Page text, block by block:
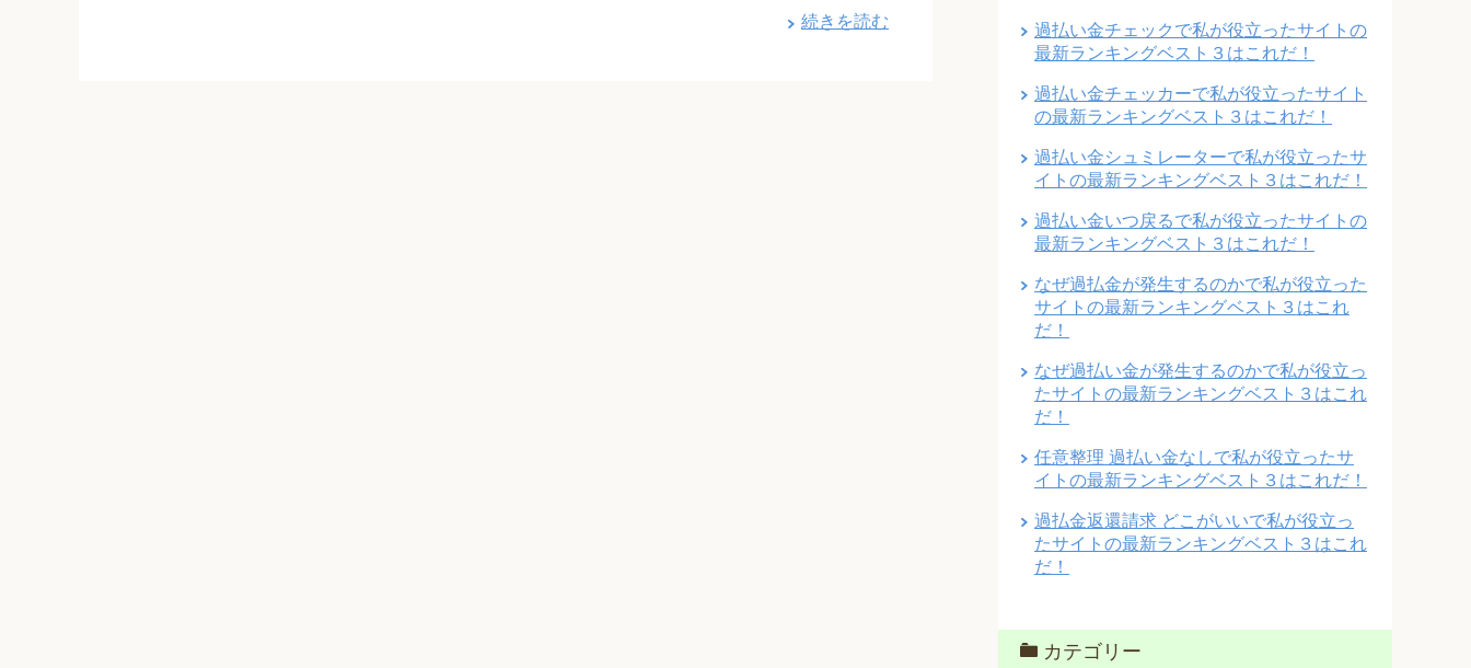
続きを読む
過払い金チェックで私が役立ったサイトの
最新ランキングベスト３はこれだ！
過払い金チェッカーで私が役立ったサイト
の最新ランキングベスト３はこれだ！
過払い金シュミレーターで私が役立ったサ
イトの最新ランキングベスト３はこれだ！
過払い金いつ戻るで私が役立ったサイトの
最新ランキングベスト３はこれだ！
なぜ過払金が発生するのかで私が役立った
サイトの最新ランキングベスト３はこれ
だ！
なぜ過払い金が発生するのかで私が役立っ
たサイトの最新ランキングベスト３はこれ
だ！
任意整理 過払い金なしで私が役立ったサ
イトの最新ランキングベスト３はこれだ！
過払金返還請求 どこがいいで私が役立っ
たサイトの最新ランキングベスト３はこれ
だ！
カテゴリー